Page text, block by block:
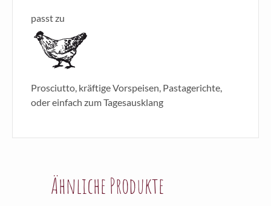
passt zu
Prosciutto, kräftige Vorspeisen, Pastagerichte,
oder einfach zum Tagesausklang
Ähnliche Produkte